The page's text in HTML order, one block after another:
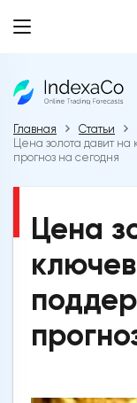
Главная
Статьи
Цена золота давит
прогноз на сегодня
Цена